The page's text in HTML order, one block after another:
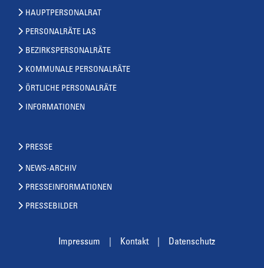
HAUPTPERSONALRAT
PERSONALRÄTE LAS
BEZIRKSPERSONALRÄTE
KOMMUNALE PERSONALRÄTE
ÖRTLICHE PERSONALRÄTE
INFORMATIONEN
PRESSE
NEWS-ARCHIV
PRESSEINFORMATIONEN
PRESSEBILDER
Impressum Kontakt Datenschutz